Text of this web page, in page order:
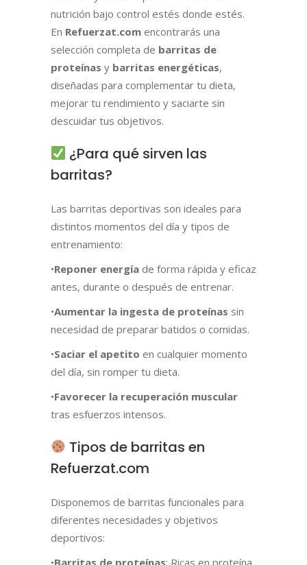
nutrición bajo control estés donde estés.
En Refuerzat.com encontrarás una
selección completa de barritas de
proteínas y barritas energéticas,
diseñadas para complementar tu dieta,
mejorar tu rendimiento y saciarte sin
descuidar tus objetivos.
¿Para qué sirven las
barritas?
Las barritas deportivas son ideales para
distintos momentos del día y tipos de
entrenamiento:
•Reponer energía de forma rápida y eficaz
antes, durante o después de entrenar.
•Aumentar la ingesta de proteínas sin
necesidad de preparar batidos o comidas.
•Saciar el apetito en cualquier momento
del día, sin romper tu dieta.
•Favorecer la recuperación muscular
tras esfuerzos intensos.
Tipos de barritas en
Refuerzat.com
Disponemos de barritas funcionales para
diferentes necesidades y objetivos
deportivos:
•Barritas de proteínas: Ricas en proteína